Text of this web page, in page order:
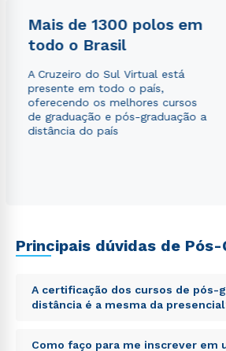
Mais de 1300 polos em
todo o Brasil
A Cruzeiro do Sul Virtual está
presente em todo o país,
oferecendo os melhores cursos
de graduação e pós-graduação a
distância do país
Principais dúvidas de
A certificação dos cursos de pós-
distância é a mesma da
Sed ut perspiciatis unde omnis iste
Como faço para me inscrever em